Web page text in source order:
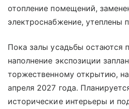
отопление помещений,
электроснабжение, утеплены
Пока залы усадьбы остаются
наполнение экспозиции
торжественному открытию,
апреля 2027 года.
исторические интерьеры и